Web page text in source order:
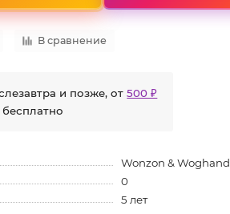
В сравнение
и позже, от500 ₽
Wonzon & Woghand
0
5 лет